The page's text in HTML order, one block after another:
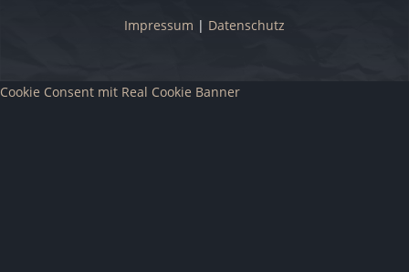
Impressum | Datenschutz
Cookie Consent mit Real Cookie Banner